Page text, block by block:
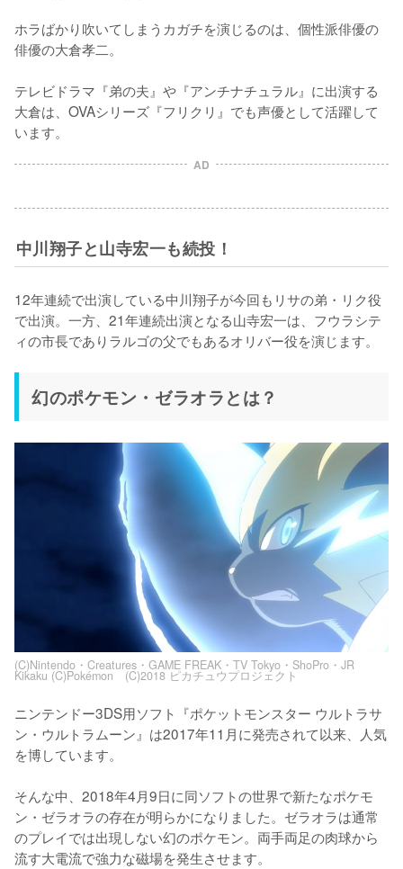
ホラばかり吹いてしまうカガチを演じるのは、個性派俳優の
俳優の大倉孝二。
テレビドラマ『弟の夫』や『アンチナチュラル』に出演する
大倉は、OVAシリーズ『フリクリ』でも声優として活躍して
います。
AD
中川翔子と山寺宏一も続投！
12年連続で出演している中川翔子が今回もリサの弟・リク役
で出演。一方、21年連続出演となる山寺宏一は、フウラシテ
ィの市長でありラルゴの父でもあるオリバー役を演じます。
幻のポケモン・ゼラオラとは？
(C)Nintendo・Creatures・GAME FREAK・TV Tokyo・ShoPro・JR
Kikaku (C)Pokémon (C)2018 ピカチュウプロジェクト
ニンテンドー3DS用ソフト『ポケットモンスター ウルトラサ
ン・ウルトラムーン』は2017年11月に発売されて以来、人気
を博しています。
そんな中、2018年4月9日に同ソフトの世界で新たなポケモ
ン・ゼラオラの存在が明らかになりました。ゼラオラは通常
のプレイでは出現しない幻のポケモン。両手両足の肉球から
流す大電流で強力な磁場を発生させます。